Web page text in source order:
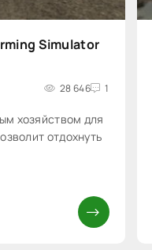
Simulator
28 646 1
хозяйством для
отдохнуть